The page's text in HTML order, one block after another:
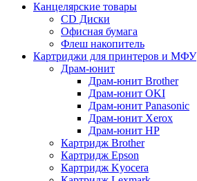
Канцелярские товары
CD Диски
Офисная бумага
Флеш накопитель
Картриджи для принтеров и МФУ
Драм-юнит
Драм-юнит Brother
Драм-юнит OKI
Драм-юнит Panasonic
Драм-юнит Xerox
Драм-юнит НР
Картридж Brother
Картридж Epson
Картридж Kyocera